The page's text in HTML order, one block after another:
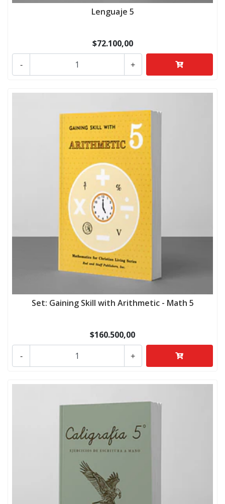
Lenguaje 5
$72.100,00
+
-
Set: Gaining Skill with Arithmetic - Math 5
$160.500,00
+
-